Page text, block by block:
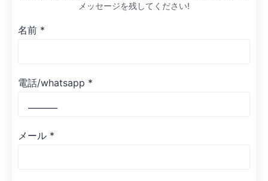
メッセージを残してください!
名前 *
電話/whatsapp *
メール *